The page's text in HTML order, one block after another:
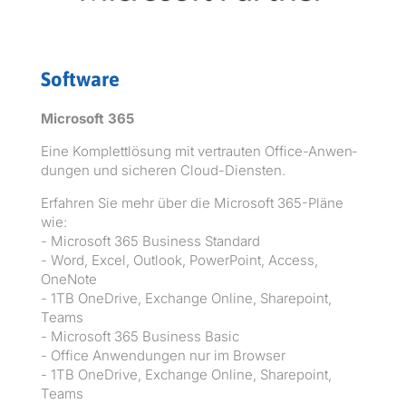
Software
Microsoft 365
Eine Kom­plet­tlö­sung mit ver­traut­en Office-Anwen­
dun­gen und sicheren Cloud-Diensten.
Erfahren Sie mehr über die Microsoft 365-Pläne
wie:
- Microsoft 365 Busi­ness Stan­dard
- Word, Excel, Out­look, Pow­er­Point, Access,
OneNote
- 1TB OneDrive, Exchange Online, Share­point,
Teams
- Microsoft 365 Busi­ness Basic
- Office Anwen­dun­gen nur im Brows­er
- 1TB OneDrive, Exchange Online, Share­point,
Teams